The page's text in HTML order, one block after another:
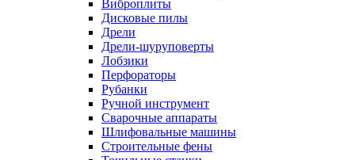
Виброплиты
Дисковые пилы
Дрели
Дрели-шуруповерты
Лобзики
Перфораторы
Рубанки
Ручной инструмент
Сварочные аппараты
Шлифовальные машины
Строительные фены